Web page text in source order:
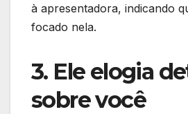
à apresentadora, indicando
focado nela.
3. Ele elogia
sobre você